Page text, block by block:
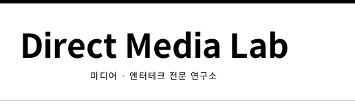
Direct Media Lab
미디어 · 엔터테크 전문 연구소